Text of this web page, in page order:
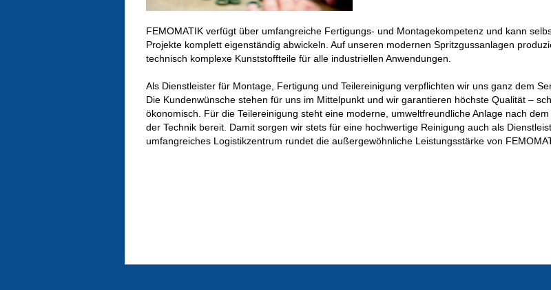
FEMOMATIK verfügt über umfangreiche Fertigungs- und Montagekompetenz und kann
Projekte komplett eigenständig abwickeln. Auf unseren modernen Spritzgussanlagen
technisch komplexe Kunststoffteile für alle industriellen Anwendungen.
Als Dienstleister für Montage, Fertigung und Teilereinigung verpflichten wir uns ganz dem
Die Kundenwünsche stehen für uns im Mittelpunkt und wir garantieren höchste Qualität –
ökonomisch. Für die Teilereinigung steht eine moderne, umweltfreundliche Anlage nach
der Technik bereit. Damit sorgen wir stets für eine hochwertige Reinigung auch als
umfangreiches Logistikzentrum rundet die außergewöhnliche Leistungsstärke von